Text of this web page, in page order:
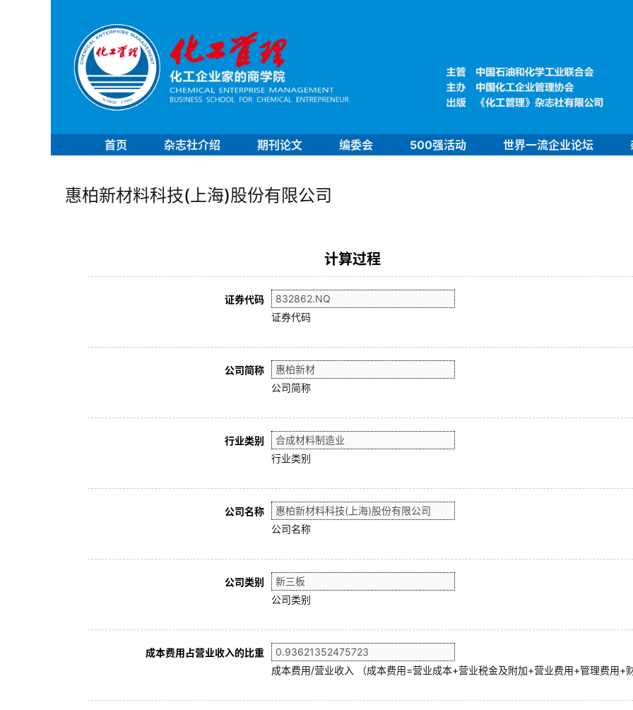
首页 杂志社介绍 期刊论文 编委会 500强活动 世界一流企业论坛
惠柏新材料科技(上海)股份有限公司
计算过程
证券代码
证券代码
公司简称
公司简称
行业类别
行业类别
公司名称
公司名称
公司类别
公司类别
成本费用占营业收入的比重
成本费用/营业收入 （成本费用=营业成本+营业税金及附加+营业费用+管理费用+财